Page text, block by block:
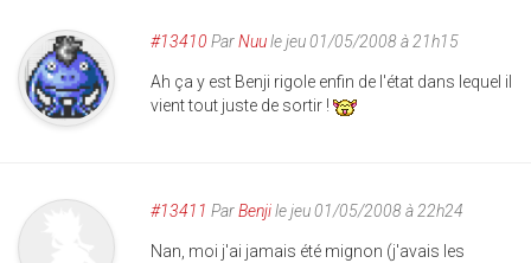
#13410 ParNuule jeu 01/05/2008 à 21h15
Ah ça y est Benji rigole enfin de l'état dans lequel il
vient tout juste de sortir !
#13411 ParBenjile jeu 01/05/2008 à 22h24
Nan, moi j'ai jamais été mignon (j'avais les